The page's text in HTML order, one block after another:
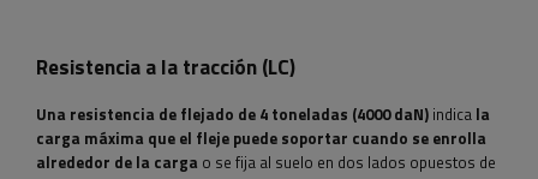
Resistencia a la tracción (LC)
Una resistencia de flejado de 4 toneladas (4000 daN) indica la
carga máxima que el fleje puede soportar cuando se enrolla
alrededor de la carga o se fija al suelo en dos lados opuestos de